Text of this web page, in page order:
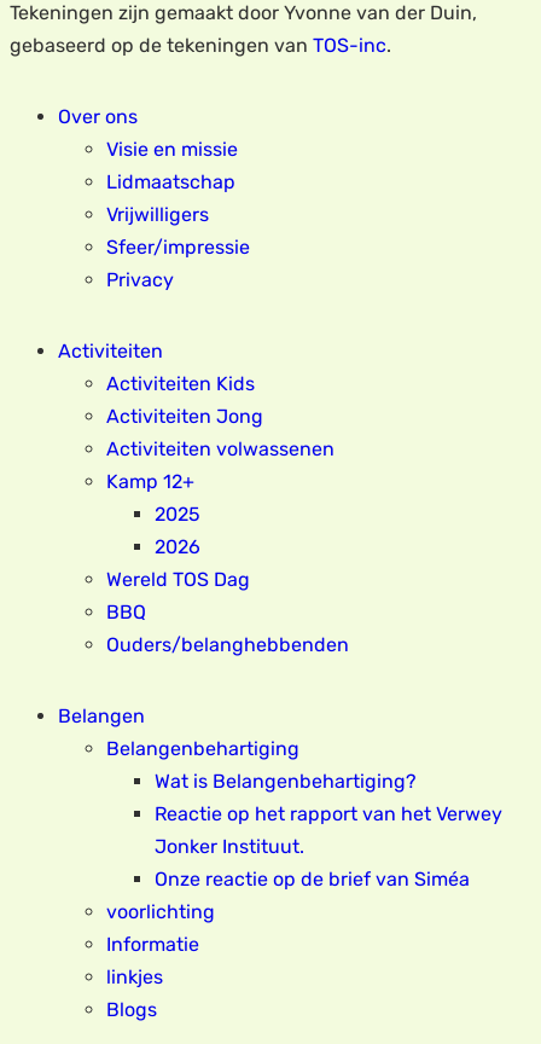
Tekeningen zijn gemaakt door Yvonne van der Duin,
gebaseerd op de tekeningen van TOS-inc.
Over ons
Visie en missie
Lidmaatschap
Vrijwilligers
Sfeer/impressie
Privacy
Activiteiten
Activiteiten Kids
Activiteiten Jong
Activiteiten volwassenen
Kamp 12+
2025
2026
Wereld TOS Dag
BBQ
Ouders/belanghebbenden
Belangen
Belangenbehartiging
Wat is Belangenbehartiging?
Reactie op het rapport van het Verwey
Jonker Instituut.
Onze reactie op de brief van Siméa
voorlichting
Informatie
linkjes
Blogs